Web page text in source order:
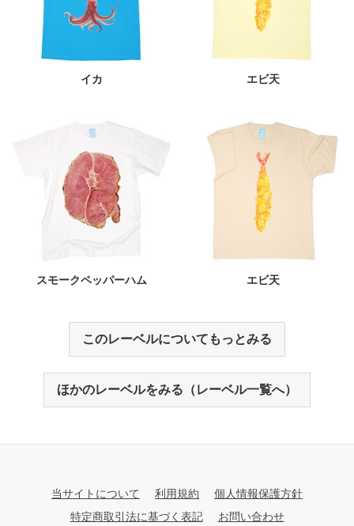
イカ エビ天
スモークペッパーハム エビ天
このレーベルについてもっとみる
ほかのレーベルをみる（レーベル一覧へ）
当サイトについて 利用規約
個人情報保護方針
特定商取引法に基づく表記
お問い合わせ